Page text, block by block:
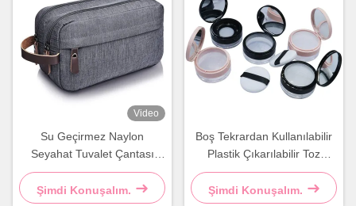
Video
Su Geçirmez Naylon
Seyahat Tuvalet Çantası
Kare Büyük Tuvalet Çantası
Gri Mavi
Şimdi Konuşalım.
Boş Tekrardan Kullanılabilir
Plastik Çıkarılabilir Toz
Konteyneri DIY Makyaj Toz
Kutusu
Şimdi Konuşalım.